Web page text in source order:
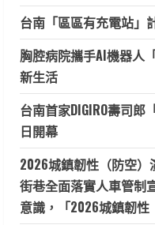
台南「區區有充電站」
胸腔病院攜手AI機器人
新生活
台南首家DIGIRO壽司
日開幕
2026城鎮韌性（防空
街巷全面落實人車管制
意識，「2026城鎮韌性